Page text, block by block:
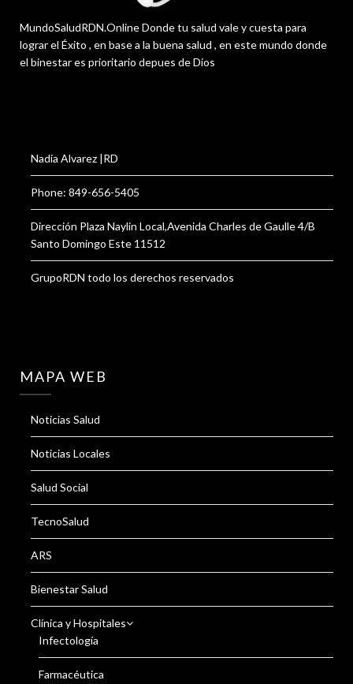
MundoSaludRDN.Online Donde tu salud vale y cuesta para
lograr el Éxito , en base a la buena salud , en este mundo donde
el binestar es prioritario depues de Dios
Nadia Alvarez |RD
Phone: 849-656-5405
Dirección Plaza Naylin Local,Avenida Charles de Gaulle 4/B
Santo Domingo Este 11512
GrupoRDN todo los derechos reservados
MAPA WEB
Noticias Salud
Noticias Locales
Salud Social
TecnoSalud
ARS
Bienestar Salud
Clínica y Hospitales
Infectología
Farmacéutica